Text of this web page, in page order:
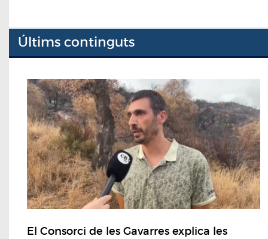
Últims continguts
El Consorci de les Gavarres explica les